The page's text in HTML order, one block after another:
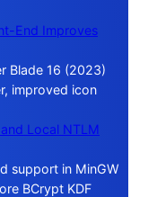
End Improves
Blade 16 (2023)
improved icon
Local NTLM
support in MinGW
BCrypt KDF